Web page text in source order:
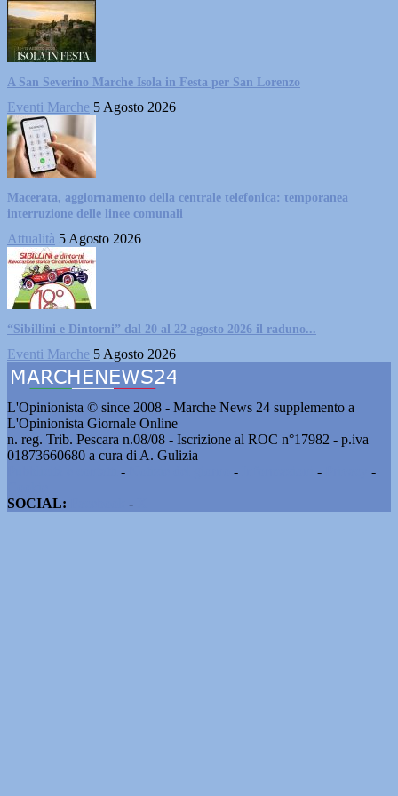
A San Severino Marche Isola in Festa per San Lorenzo
Eventi Marche 5 Agosto 2026
Macerata, aggiornamento della centrale telefonica: temporanea
interruzione delle linee comunali
Attualità 5 Agosto 2026
“Sibillini e Dintorni” dal 20 al 22 agosto 2026 il raduno...
Eventi Marche 5 Agosto 2026
L'Opinionista © since 2008 - Marche News 24 supplemento a
L'Opinionista Giornale Online
n. reg. Trib. Pescara n.08/08 - Iscrizione al ROC n°17982 - p.iva
01873660680 a cura di A. Gulizia
- - -
-
SOCIAL:
-